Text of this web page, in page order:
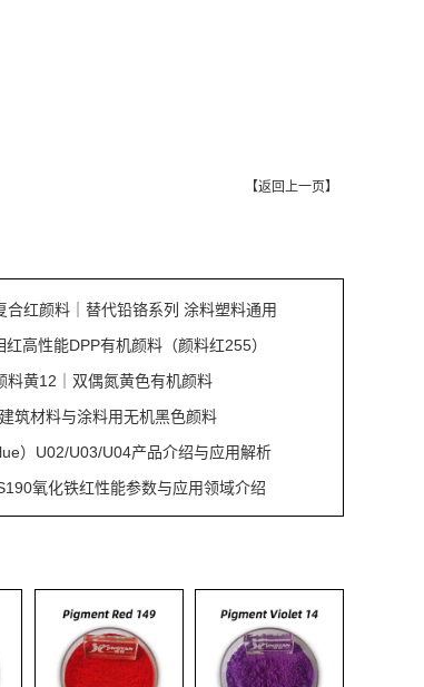
【返回上一页】
红颜料｜替代铅铬系列 涂料塑料通用
高性能DPP有机颜料（颜料红255）
料黄12｜双偶氮黄色有机颜料
筑材料与涂料用无机黑色颜料
）U02/U03/U04产品介绍与应用解析
氧化铁红性能参数与应用领域介绍